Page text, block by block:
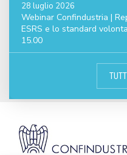
28 luglio 2026
Webinar Confindustria |
ESRS e lo standard
15.00